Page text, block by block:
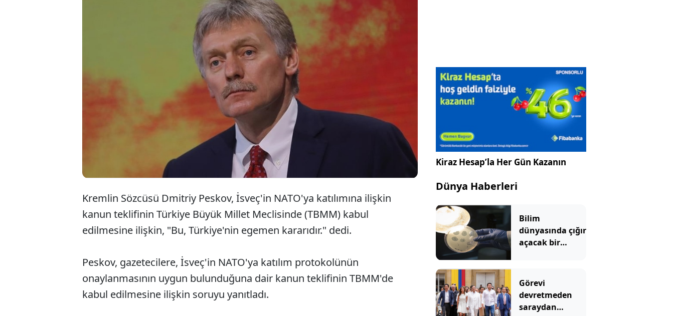
Kremlin sözcüsü Peskov, "Türkiye'nin, İsveç'in
NATO'ya katılımına onayı kendi egemen kararı"
açıklamasını yaptı.
Kremlin Sözcüsü Dmitriy Peskov, İsveç'in NATO'ya katılımına ilişkin
kanun teklifinin Türkiye Büyük Millet Meclisinde (TBMM) kabul
edilmesine ilişkin, "Bu, Türkiye'nin egemen kararıdır." dedi.
Peskov, gazetecilere, İsveç'in NATO'ya katılım protokolünün
onaylanmasının uygun bulunduğuna dair kanun teklifinin TBMM'de
kabul edilmesine ilişkin soruyu yanıtladı.
Kiraz Hesap’la Her Gün Kazanın
Dünya Haberleri
Bilim
dünyasında çığır
açacak bir
Görevi
devretmeden
saraydan